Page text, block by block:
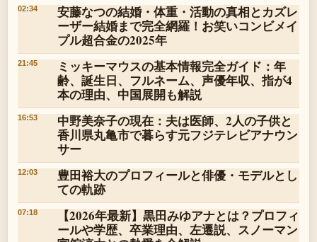
02:34
安藤なつの結婚・体重・活動の真相とカズレ
ーザー結婚まで完全網羅！お笑いコンビメイ
プル超合金の2025年
21:45
ミッキーマウスの基本情報完全ガイド：年
齢、誕生日、フルネーム、声優年収、指が4
本の理由、中国展開も解説
16:53
中野美奈子の現在：夫は医師、2人の子供と
香川県丸亀市で暮らす元フジテレビアナウン
サー
12:03
豊田裕大のプロフィールと俳優・モデルとし
ての軌跡
07:18
【2026年最新】黒田みゆアナとは？プロフィ
ールや学歴、卒業理由、左遷説、スノーマン